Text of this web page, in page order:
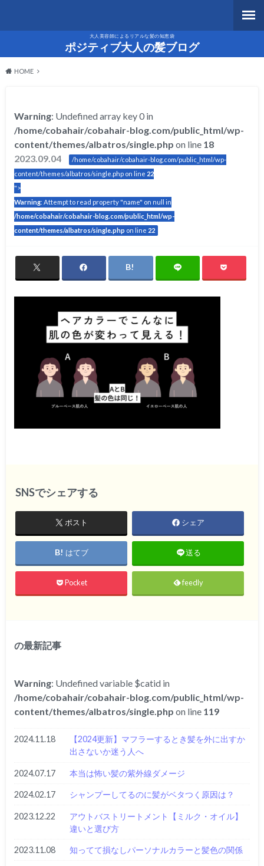
大人美容師によるリアルな髪の知恵袋
ポジティブ大人の髪ブログ
HOME
Warning: Undefined array key 0 in
/home/cobahair/cobahair-blog.com/public_html/wp-
content/themes/albatros/single.php on line 18
2023.09.04
/home/cobahair/cobahair-blog.com/public_html/wp-
content/themes/albatros/single.php on line 22
">
Warning: Attempt to read property "name" on null in
/home/cobahair/cobahair-blog.com/public_html/wp-
content/themes/albatros/single.php on line 22
SNSでシェアする
ポスト シェア
はてブ 送る
Pocket feedly
の最新記事
Warning: Undefined variable $catid in
/home/cobahair/cobahair-blog.com/public_html/wp-
content/themes/albatros/single.php on line 119
2024.11.18
【2024更新】マフラーするとき髪を外に出すか
出さないか迷う人へ
2024.07.17 本当は怖い髪の紫外線ダメージ
2024.02.17 シャンプーしてるのに髪がベタつく原因は？
2023.12.22
アウトバストリートメント【ミルク・オイル】
違いと選び方
2023.11.08 知ってて損なしパーソナルカラーと髪色の関係